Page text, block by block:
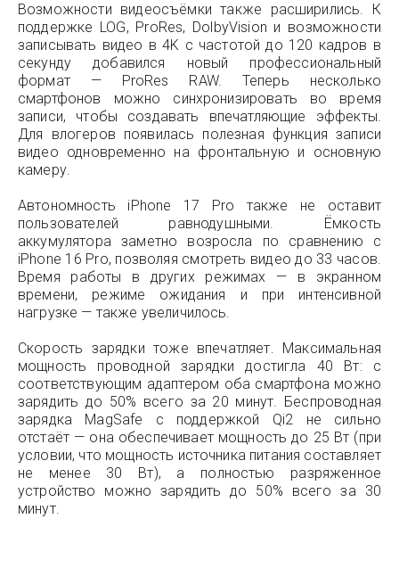
Возможности видеосъёмки также расширились. К
поддержке LOG, ProRes, DolbyVision и возможности
записывать видео в 4K с частотой до 120 кадров в
секунду добавился новый профессиональный
формат — ProRes RAW. Теперь несколько
смартфонов можно синхронизировать во время
записи, чтобы создавать впечатляющие эффекты.
Для влогеров появилась полезная функция записи
видео одновременно на фронтальную и основную
камеру.
Автономность iPhone 17 Pro также не оставит
пользователей равнодушными. Ёмкость
аккумулятора заметно возросла по сравнению с
iPhone 16 Pro, позволяя смотреть видео до 33 часов.
Время работы в других режимах — в экранном
времени, режиме ожидания и при интенсивной
нагрузке — также увеличилось.
Скорость зарядки тоже впечатляет. Максимальная
мощность проводной зарядки достигла 40 Вт: с
соответствующим адаптером оба смартфона можно
зарядить до 50% всего за 20 минут. Беспроводная
зарядка MagSafe с поддержкой Qi2 не сильно
отстаёт — она обеспечивает мощность до 25 Вт (при
условии, что мощность источника питания составляет
не менее 30 Вт), а полностью разряженное
устройство можно зарядить до 50% всего за 30
минут.